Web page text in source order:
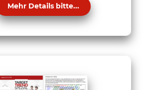
Mehr Details bitte...